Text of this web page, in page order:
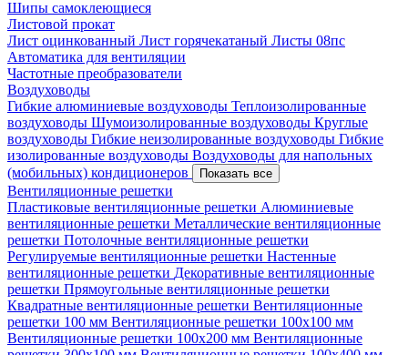
Шипы самоклеющиеся
Листовой прокат
Лист оцинкованный Лист горячекатаный Листы 08пс
Автоматика для вентиляции
Частотные преобразователи
Воздуховоды
Гибкие алюминиевые воздуховоды Теплоизолированные
воздуховоды Шумоизолированные воздуховоды Круглые
воздуховоды Гибкие неизолированные воздуховоды Гибкие
изолированные воздуховоды Воздуховоды для напольных
(мобильных) кондиционеров
Показать все
Вентиляционные решетки
Пластиковые вентиляционные решетки Алюминиевые
вентиляционные решетки Металлические вентиляционные
решетки Потолочные вентиляционные решетки
Регулируемые вентиляционные решетки Настенные
вентиляционные решетки Декоративные вентиляционные
решетки Прямоугольные вентиляционные решетки
Квадратные вентиляционные решетки Вентиляционные
решетки 100 мм Вентиляционные решетки 100х100 мм
Вентиляционные решетки 100х200 мм Вентиляционные